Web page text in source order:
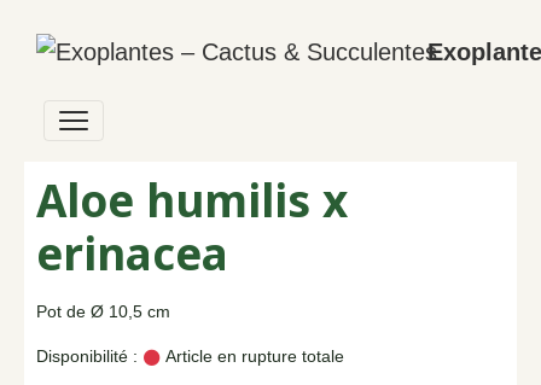
Aloe humilis x
erinacea
Pot de Ø 10,5 cm
Disponibilité : Article en rupture totale